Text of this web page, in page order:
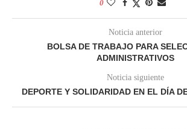
0
Noticia anterior
BOLSA DE TRABAJO PARA
ADMINISTRATIVOS
Noticia siguiente
DEPORTE Y SOLIDARIDAD EN EL DÍA